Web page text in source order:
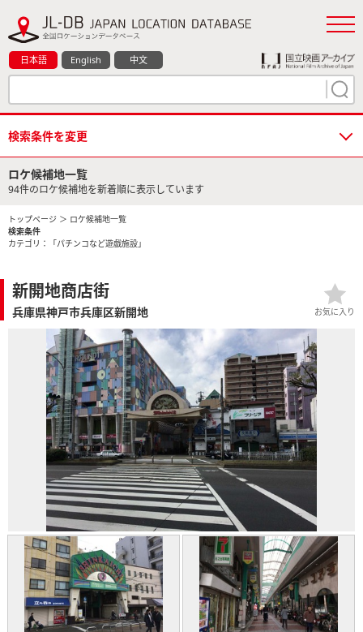
日本語 English 中文
検索条件を変更
ロケ候補地一覧
94件のロケ候補地を新着順に表示しています
トップページ ＞ ロケ候補地一覧
検索条件
カテゴリ：「パチンコなど遊戯施設」
新開地商店街
兵庫県神戸市兵庫区新開地 お気に入り